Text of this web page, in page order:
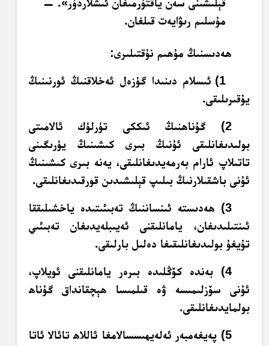
مۇسلىم رىۋايەت قىلغان.
ھەدىسنىڭ مۇھىم نۇقتىلىرى:
1) ئىسلام دىنىدا گۈزەل ئەخلاقنىڭ ئورنىنىڭ
يۇقىرىلىقى.
2) گۇناھنىڭ ئىككى تۈرلۈك ئالامىتى
بولىدىغانلىقى ئۇنىڭ بىرى كىشىنىڭ يۈرىگىنى
تاتىلاپ ئارام بەرمەيدىغانلىقى، يەنە بىرى كىشىنىڭ
ئۇنى باشقىلارنىڭ بىلىپ قېلىشىدىن قورقىدىغانلىقى.
3) ھەدىستە ئىنساننىڭ تەبىئىتىدە ياخشىلىققا
ئىنتىلىدىغان، يامانلىقنى ئەيىبلەيدىغان تەبىئىي
تۇيغۇ بولىدىغانلىقىغا دەلىل بارلىقى.
4) بەندە كۆڭلىدە بىرەر يامانلىقنى ئويلاپ،
ئۇنى سۆزلىمىسە ۋە قىلمىسا ھېچقانداق گۇناھ
بولمايدىغانلىقى.
5) پەيغەمبەر ئەلەيھىسسالامغا ئاللاھ تائالا ئاتا